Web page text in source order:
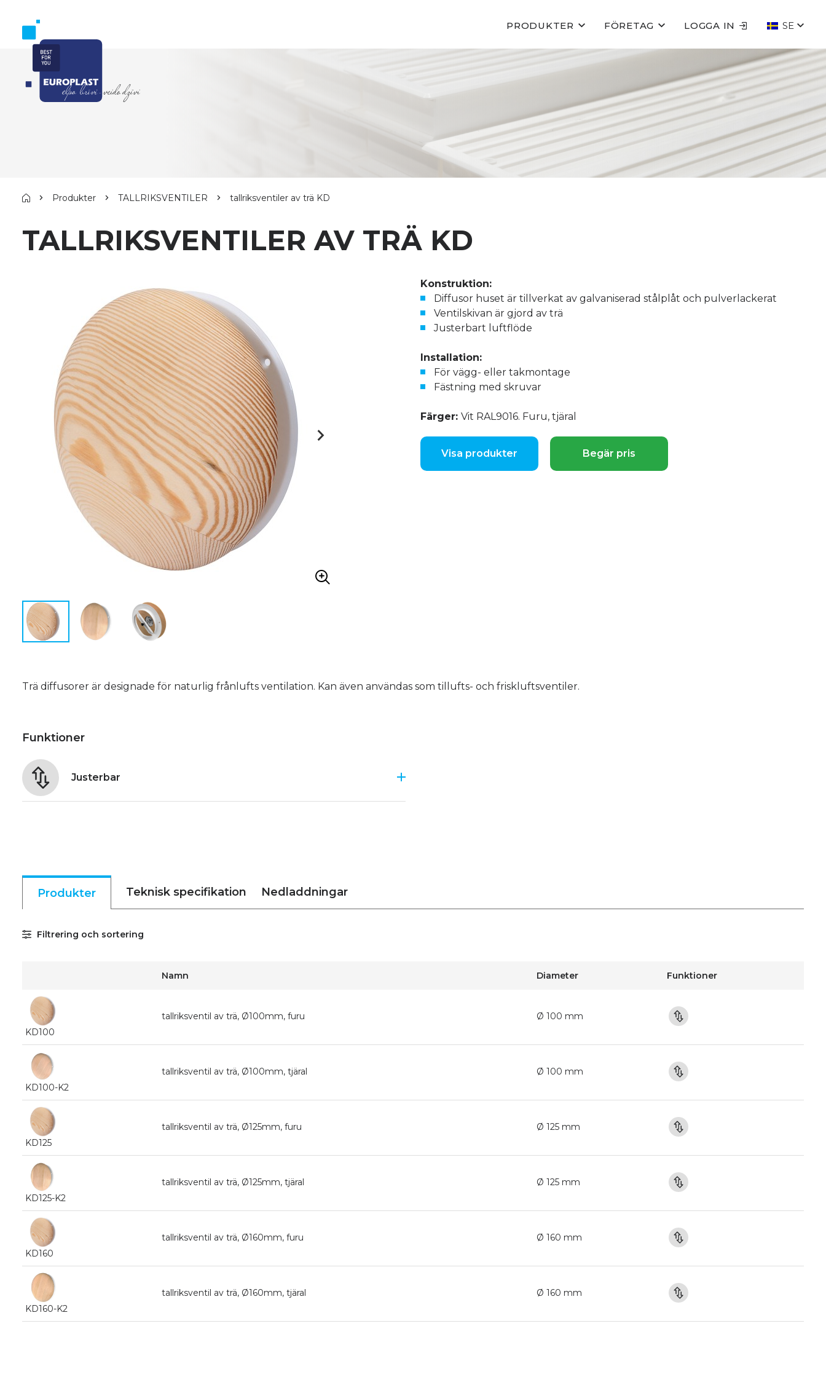
PRODUKTER FÖRETAG LOGGA IN SE
Produkter TALLRIKSVENTILER tallriksventiler av trä KD
TALLRIKSVENTILER AV TRÄ KD
Konstruktion:
Diffusor huset är tillverkat av galvaniserad stålplåt och pulverlackerat
Ventilskivan är gjord av trä
Justerbart luftflöde
Installation:
För vägg- eller takmontage
Fästning med skruvar
Färger: Vit RAL9016. Furu, tjäral
Visa produkter Begär pris
Trä diffusorer är designade för naturlig frånlufts ventilation. Kan även användas som tillufts- och friskluftsventiler.
Funktioner
Justerbar
Produkter Teknisk specifikation Nedladdningar
Filtrering och sortering
Namn Diameter Funktioner
KD100
tallriksventil av trä, Ø100mm, furu Ø 100 mm
KD100-K2
tallriksventil av trä, Ø100mm, tjäral Ø 100 mm
KD125
tallriksventil av trä, Ø125mm, furu Ø 125 mm
KD125-K2
tallriksventil av trä, Ø125mm, tjäral Ø 125 mm
KD160
tallriksventil av trä, Ø160mm, furu Ø 160 mm
KD160-K2
tallriksventil av trä, Ø160mm, tjäral Ø 160 mm